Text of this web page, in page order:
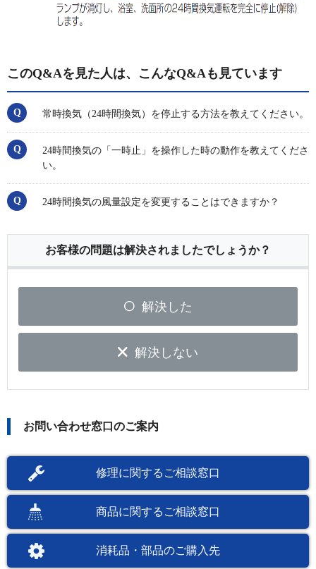
このQ&Aを見た人は、こんなQ&Aも見ています
常時換気（24時間換気）を停止する方法を教えてください。
24時間換気の「一時止」を操作した時の動作を教えてくださ
い。
24時間換気の風量設定を変更することはできますか？
お客様の問題は解決されましたでしょうか？
解決した
解決しない
お問い合わせ窓口のご案内
修理に関するご相談窓口
商品に関するご相談窓口
消耗品・部品のご購入先